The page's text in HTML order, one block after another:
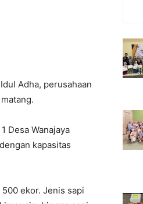
Adha, perusahaan
Desa Wanajaya
kapasitas
ekor. Jenis sapi